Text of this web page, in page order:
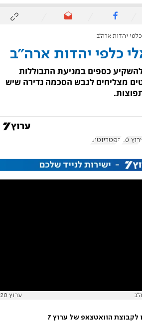
יהדות ארה"ב
כלפי יהדות ארה"ב
כספים במניעת התבוללות
מצליחים לגבש הסכמה נדירה שיש
ערוץ 20 הפטריוטים
ערוץ 20
לקבוצת הוואטצאפ של ערוץ 7